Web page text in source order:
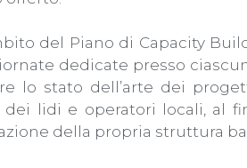
del Piano di Capacity
dedicate presso
lo stato dell’arte dei
dei lidi e operatori locali, al
della propria struttura